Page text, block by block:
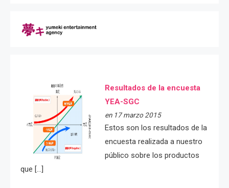
Resultados de la encuesta
YEA-SGC
en 17 marzo 2015
Estos son los resultados de la
encuesta realizada a nuestro
público sobre los productos
que […]